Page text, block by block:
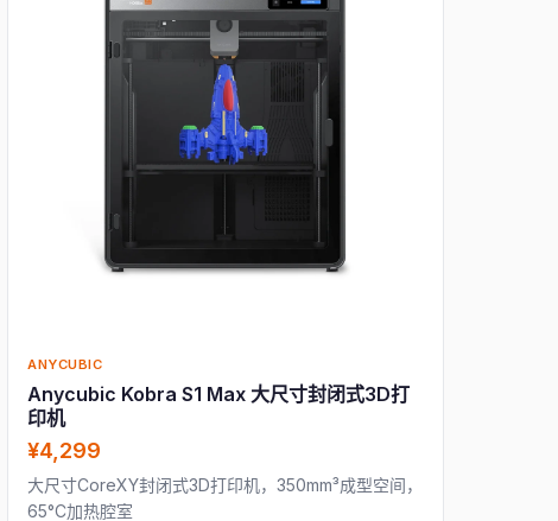
ANYCUBIC
Anycubic Kobra S1 Max 大尺寸封闭式3D打
印机
¥4,299
大尺寸CoreXY封闭式3D打印机，350mm³成型空间，
65°C加热腔室